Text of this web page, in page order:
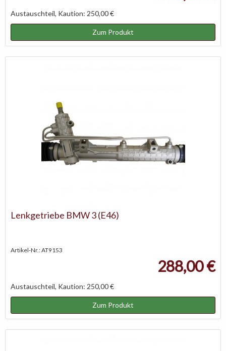
Austauschteil, Kaution: 250,00 €
Zum Produkt
Lenkgetriebe BMW 3 (E46)
Artikel-Nr.: AT9153
288,00 €
Austauschteil, Kaution: 250,00 €
Zum Produkt